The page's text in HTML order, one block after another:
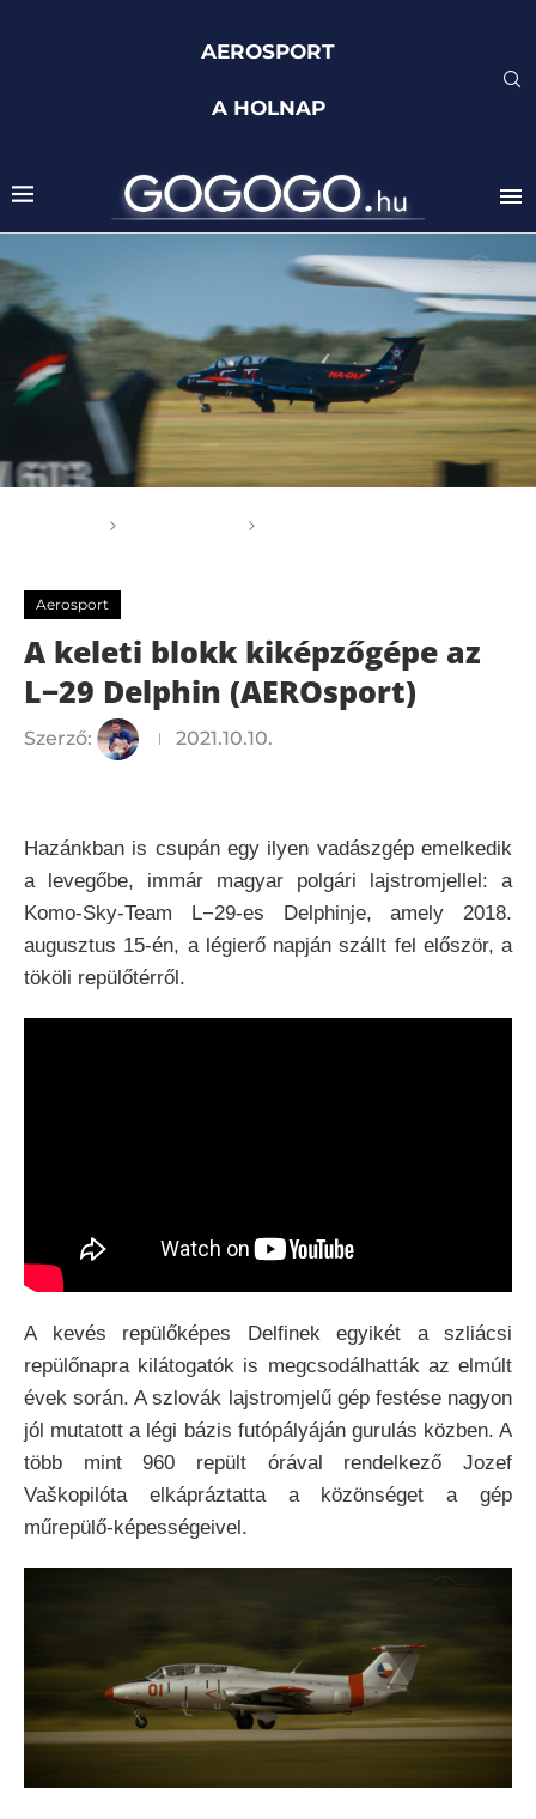
AEROSPORT
A HOLNAP
Aerosport
A keleti blokk kiképzőgépe az
L−29 Delphin (AEROsport)
Szerző: 2021.10.10.
Hazánkban is csupán egy ilyen vadászgép emelkedik
a levegőbe, immár magyar polgári lajstromjellel: a
Komo-Sky-Team L−29-es Delphinje, amely 2018.
augusztus 15-én, a légierő napján szállt fel először, a
tököli repülőtérről.
A kevés repülőképes Delfinek egyikét a szliácsi
repülőnapra kilátogatók is megcsodálhatták az elmúlt
évek során. A szlovák lajstromjelű gép festése nagyon
jól mutatott a légi bázis futópályáján gurulás közben. A
több mint 960 repült órával rendelkező Jozef
Vaškopilóta elkápráztatta a közönséget a gép
műrepülő-képességeivel.